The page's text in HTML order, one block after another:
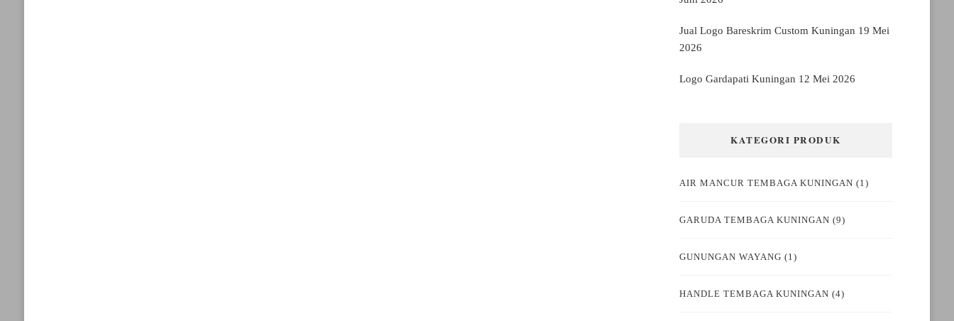
Jual Logo Bareskrim Custom Kuningan 19 Mei
2026
Logo Gardapati Kuningan 12 Mei 2026
KATEGORI PRODUK
AIR MANCUR TEMBAGA KUNINGAN (1)
GARUDA TEMBAGA KUNINGAN (9)
GUNUNGAN WAYANG (1)
HANDLE TEMBAGA KUNINGAN (4)